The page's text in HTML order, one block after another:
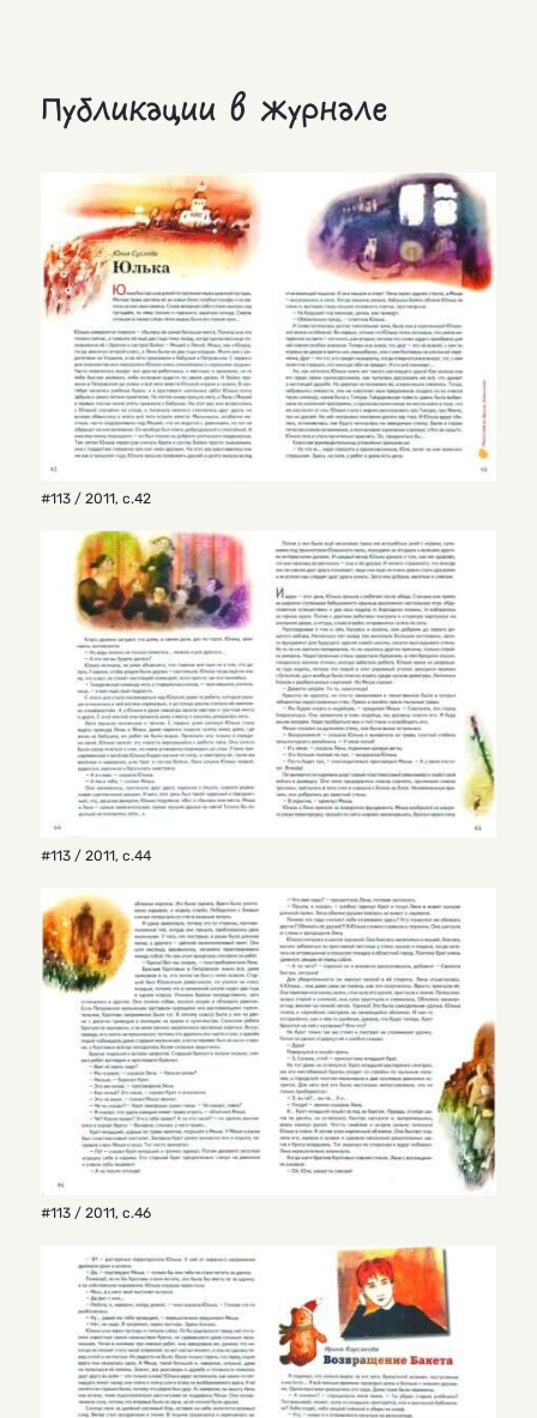
Публикации в журнале
#113 / 2011, с.42
#113 / 2011, с.44
#113 / 2011, с.46